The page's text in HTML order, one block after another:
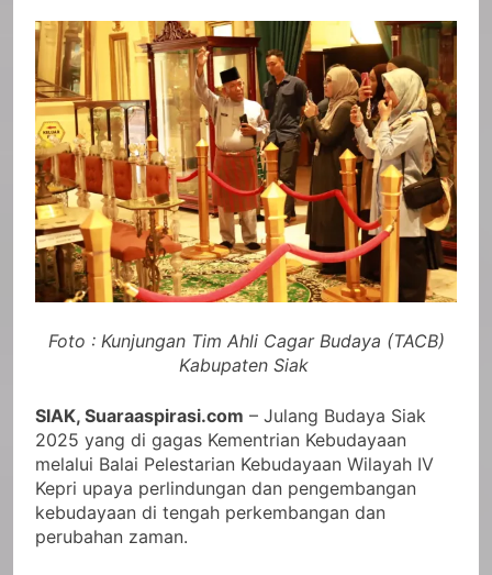
Foto : Kunjungan Tim Ahli Cagar Budaya (TACB)
Kabupaten Siak
SIAK, Suaraaspirasi.com – Julang Budaya Siak
2025 yang di gagas Kementrian Kebudayaan
melalui Balai Pelestarian Kebudayaan Wilayah IV
Kepri upaya perlindungan dan pengembangan
kebudayaan di tengah perkembangan dan
perubahan zaman.